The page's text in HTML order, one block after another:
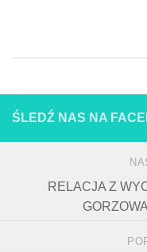
ŚLEDŹ NAS NA
RELACJA Z